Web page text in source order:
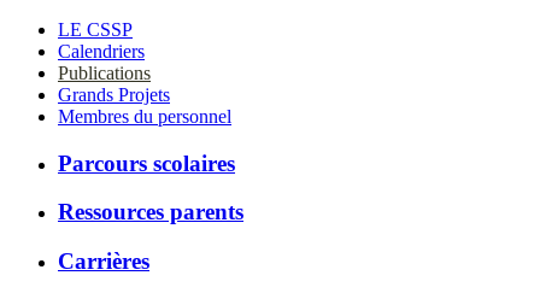
LE CSSP
Calendriers
Publications
Grands Projets
Membres du personnel
Parcours scolaires
Ressources parents
Carrières